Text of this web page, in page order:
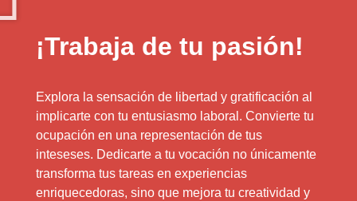
¡Trabaja de tu pasión!
Explora la sensación de libertad y gratificación al
implicarte con tu entusiasmo laboral. Convierte tu
ocupación en una representación de tus
inteseses. Dedicarte a tu vocación no únicamente
transforma tus tareas en experiencias
enriquecedoras, sino que mejora tu creatividad y